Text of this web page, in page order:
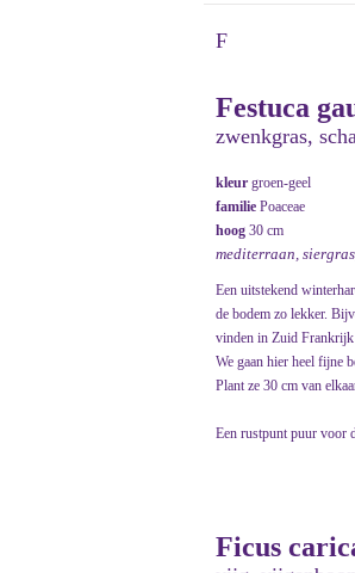
F
Festuca
zwenkgras,
kleur groen-geel
familie Poaceae
hoog 30 cm
mediterraan,
Een uitstekend
de bodem zo lekker.
vinden in Zuid Frankrijk
We gaan hier heel fijne
Plant ze 30 cm van
Een rustpunt puur voor
Ficus